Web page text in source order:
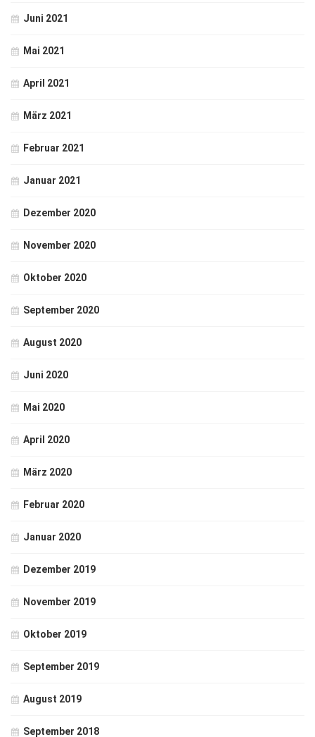
Juni 2021
Mai 2021
April 2021
März 2021
Februar 2021
Januar 2021
Dezember 2020
November 2020
Oktober 2020
September 2020
August 2020
Juni 2020
Mai 2020
April 2020
März 2020
Februar 2020
Januar 2020
Dezember 2019
November 2019
Oktober 2019
September 2019
August 2019
September 2018